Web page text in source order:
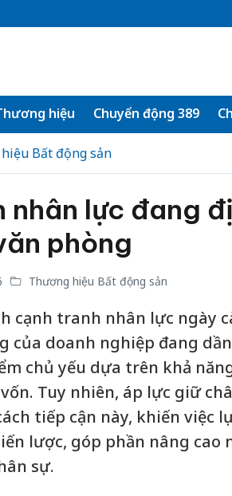
hiệu Chuyển động 389
Bất động sản
nhân lực đang
phòng
Thương hiệu Bất động sản
cạnh tranh nhân lực ngày
của doanh nghiệp đang
chủ yếu dựa trên khả
Tuy nhiên, áp lực giữ
tiếp cận này, khiến việc
lược, góp phần nâng cao
sự.